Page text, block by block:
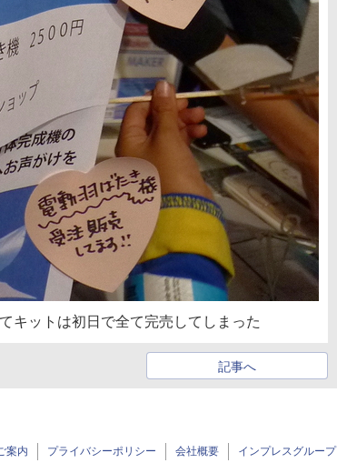
キットは初日で全て完売してしまった
記事へ
案内 プライバシーポリシー 会社概要 インプレスグループ